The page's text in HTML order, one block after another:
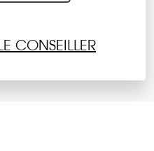
CONSEILLER